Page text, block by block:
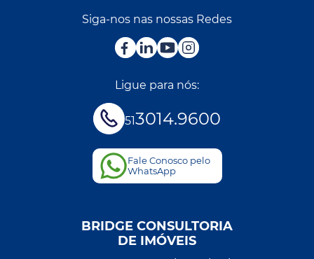
Siga-nos nas nossas Redes
Ligue para nós:
513014.9600
Fale Conosco pelo
WhatsApp
BRIDGE CONSULTORIA
DE IMÓVEIS